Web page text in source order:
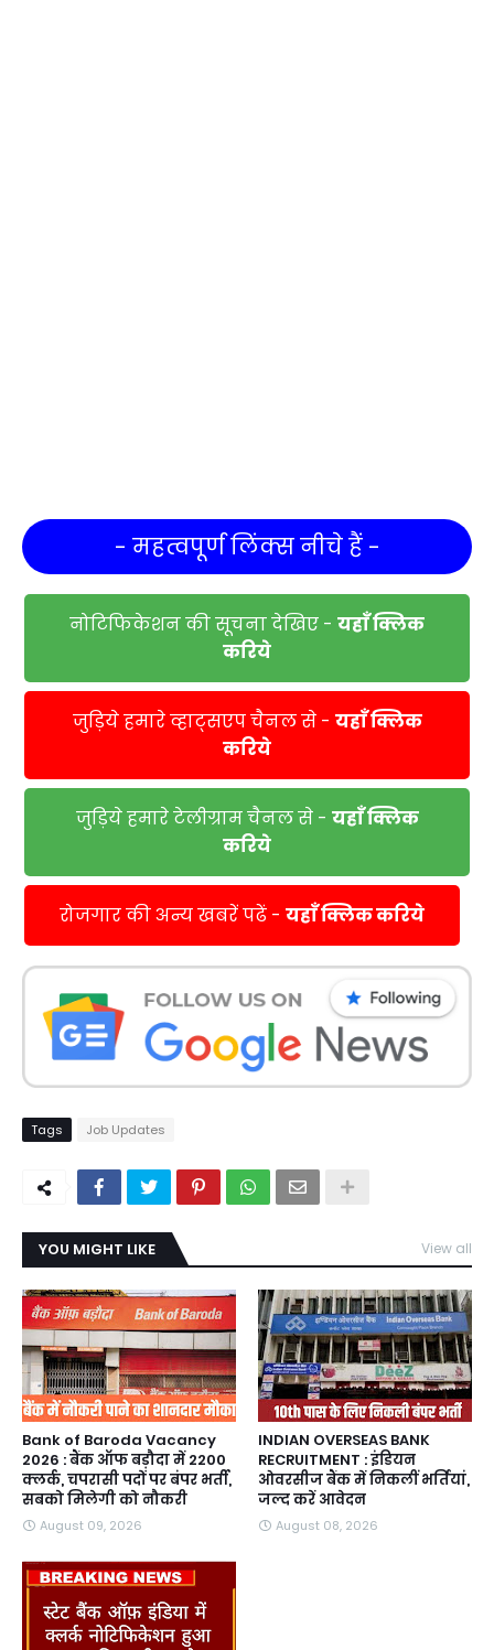
- महत्वपूर्ण लिंक्स नीचे हैं -
नोटिफिकेशन की सूचना देखिए - यहाँ क्लिक
करिये
जुड़िये हमारे व्हाट्सएप चैनल से - यहाँ क्लिक
करिये
जुड़िये हमारे टेलीग्राम चैनल से - यहाँ क्लिक
करिये
रोजगार की अन्य खबरें पढें - यहाँ क्लिक करिये
Tags Job Updates
YOU MIGHT LIKE View all
Bank of Baroda Vacancy
2026 : बैंक ऑफ बड़ौदा में 2200
क्लर्क, चपरासी पदों पर बंपर भर्ती,
सबको मिलेगी को नौकरी
August 09, 2026
INDIAN OVERSEAS BANK
RECRUITMENT : इंडियन
ओवरसीज बैंक में निकलीं भर्तियां,
जल्द करें आवेदन
August 08, 2026